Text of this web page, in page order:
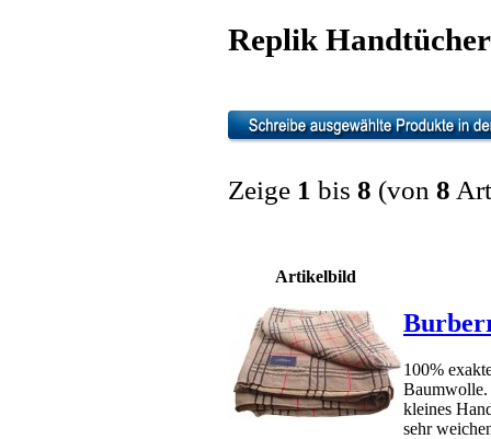
Replik
Zeige 1 bis 8 (von 8
Artikelbild
100%
Baumwolle.
kleines
sehr